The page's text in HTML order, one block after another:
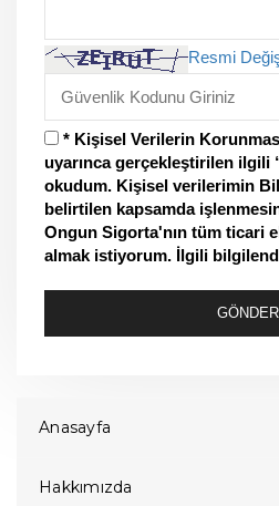
Resmi
* Kişisel Verilerin
uyarınca gerçekleştirilen ilgili
okudum. Kişisel verilerimin
belirtilen kapsamda
Ongun Sigorta'nın tüm ticari
almak istiyorum. İlgili
GÖNDER
Anasayfa
Hakkımızda